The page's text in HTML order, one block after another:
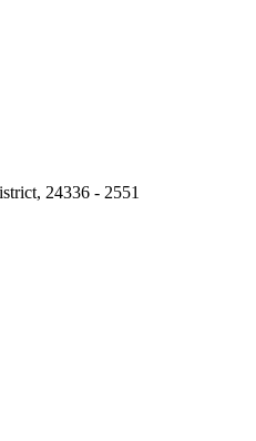
24336 - 2551